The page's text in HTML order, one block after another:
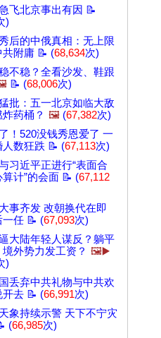
飞北京事出有因 📝
)
后的中俄真相：无上限
共附庸 📝 (68,634次)
不稳？全看沙发、鞋跟
📝 (68,006次)
批：五一北京如临大敌
药桶？ 🖼️ (67,382次)
！520没钱秀恩爱了 一
人数狂跌 📝 (67,113次)
习近平正进行“表面合
计”的会面 📝 (67,112
事齐发 改朝换代在即
一任 📝 (67,093次)
大陆年轻人谋反？躺平
外势力发工资？ 🖼️▶️
)
丢弃中共礼物与中共欢
开去 📝 (66,991次)
象持续示警 天下不宁灾
(66,985次)